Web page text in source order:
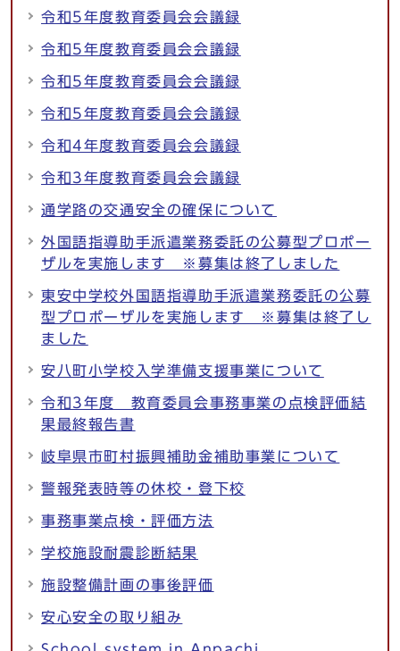
令和5年度教育委員会会議録
令和5年度教育委員会会議録
令和5年度教育委員会会議録
令和5年度教育委員会会議録
令和4年度教育委員会会議録
令和3年度教育委員会会議録
通学路の交通安全の確保について
外国語指導助手派遣業務委託の公募型プロポー
ザルを実施します ※募集は終了しました
東安中学校外国語指導助手派遣業務委託の公募
型プロポーザルを実施します ※募集は終了し
ました
安八町小学校入学準備支援事業について
令和3年度 教育委員会事務事業の点検評価結
果最終報告書
岐阜県市町村振興補助金補助事業について
警報発表時等の休校・登下校
事務事業点検・評価方法
学校施設耐震診断結果
施設整備計画の事後評価
安心安全の取り組み